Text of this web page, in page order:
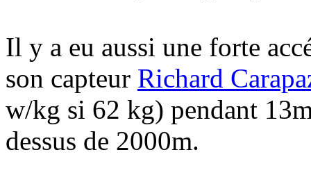
Il y a eu aussi une forte
son capteur Richard
w/kg si 62 kg) pendant
dessus de 2000m.